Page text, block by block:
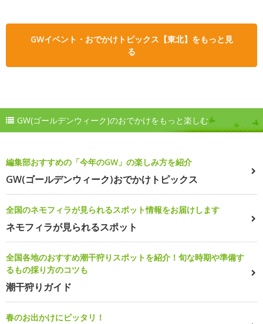
GWイベント・おでかけトピックス【東北】をもっと見
る
GW(ゴールデンウィーク)のおでかけをもっと楽しむ
編集部おすすめの「今年のGW」の楽しみ方を紹介
GW(ゴールデンウィーク)おでかけトピックス
全国のネモフィラが見られるスポット情報をお届けします
ネモフィラが見られるスポット
全国各地のおすすめ潮干狩りスポットを紹介！旬な時期や準備す
るもの採り方のコツも
潮干狩りガイド
春のお出かけにピッタリ！